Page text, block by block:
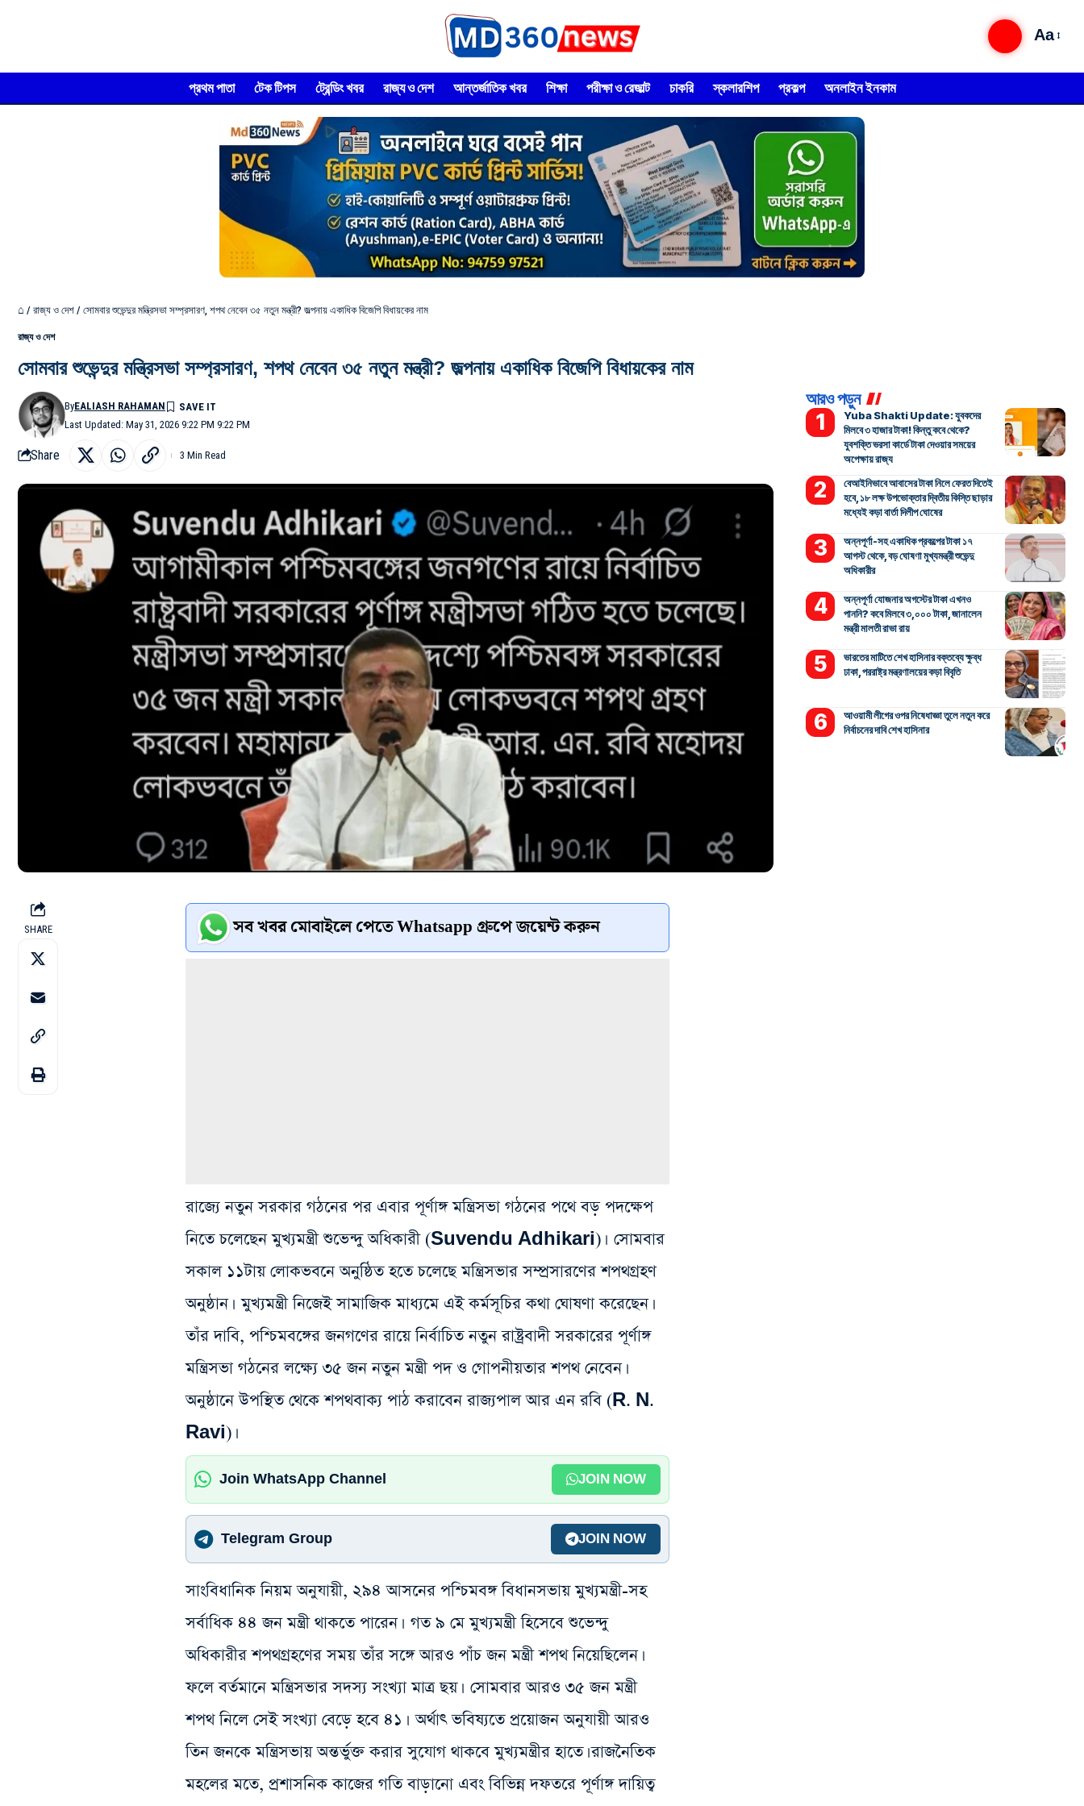
Aa
প্রথম পাতা টেক টিপস ট্রেন্ডিং খবর রাজ্য ও দেশ আন্তর্জাতিক খবর শিক্ষা পরীক্ষা ও রেজাল্ট চাকরি স্কলারশিপ প্রকল্প অনলাইন ইনকাম
⌂ / রাজ্য ও দেশ / সোমবার শুভেন্দুর মন্ত্রিসভা সম্প্রসারণ, শপথ নেবেন ৩৫ নতুন মন্ত্রী? জল্পনায় একাধিক বিজেপি বিধায়কের নাম
রাজ্য ও দেশ
সোমবার শুভেন্দুর মন্ত্রিসভা সম্প্রসারণ, শপথ নেবেন ৩৫ নতুন মন্ত্রী? জল্পনায় একাধিক বিজেপি বিধায়কের নাম
Last Updated: May 31, 2026 9:22 PM 9:22 PM
ByEALIASH RAHAMAN
Share 3 Min Read
SHARE সব খবর মোবাইলে পেতে Whatsapp গ্রুপে জয়েন্ট করুন
রাজ্যে নতুন সরকার গঠনের পর এবার পূর্ণাঙ্গ মন্ত্রিসভা গঠনের পথে বড় পদক্ষেপ
নিতে চলেছেন মুখ্যমন্ত্রী শুভেন্দু অধিকারী (Suvendu Adhikari)। সোমবার
সকাল ১১টায় লোকভবনে অনুষ্ঠিত হতে চলেছে মন্ত্রিসভার সম্প্রসারণের শপথগ্রহণ
অনুষ্ঠান। মুখ্যমন্ত্রী নিজেই সামাজিক মাধ্যমে এই কর্মসূচির কথা ঘোষণা করেছেন।
তাঁর দাবি, পশ্চিমবঙ্গের জনগণের রায়ে নির্বাচিত নতুন রাষ্ট্রবাদী সরকারের পূর্ণাঙ্গ
মন্ত্রিসভা গঠনের লক্ষ্যে ৩৫ জন নতুন মন্ত্রী পদ ও গোপনীয়তার শপথ নেবেন।
অনুষ্ঠানে উপস্থিত থেকে শপথবাক্য পাঠ করাবেন রাজ্যপাল আর এন‌ রবি (R. N.
Ravi)।
Join WhatsApp Channel JOIN NOW
Telegram Group JOIN NOW
সাংবিধানিক নিয়ম অনুযায়ী, ২৯৪ আসনের পশ্চিমবঙ্গ বিধানসভায় মুখ্যমন্ত্রী-সহ
সর্বাধিক ৪৪ জন মন্ত্রী থাকতে পারেন। গত ৯ মে মুখ্যমন্ত্রী হিসেবে শুভেন্দু
অধিকারীর শপথগ্রহণের সময় তাঁর সঙ্গে আরও পাঁচ জন মন্ত্রী শপথ নিয়েছিলেন।
ফলে বর্তমানে মন্ত্রিসভার সদস্য সংখ্যা মাত্র ছয়। সোমবার আরও ৩৫ জন মন্ত্রী
শপথ নিলে সেই সংখ্যা বেড়ে হবে ৪১। অর্থাৎ ভবিষ্যতে প্রয়োজন অনুযায়ী আরও
তিন জনকে মন্ত্রিসভায় অন্তর্ভুক্ত করার সুযোগ থাকবে মুখ্যমন্ত্রীর হাতে। রাজনৈতিক
মহলের মতে, প্রশাসনিক কাজের গতি বাড়ানো এবং বিভিন্ন দফতরে পূর্ণাঙ্গ দায়িত্ব
আরও পড়ুন
Yuba Shakti Update: যুবকদের
মিলবে ৩ হাজার টাকা! কিন্তু কবে থেকে?
যুবশক্তি ভরসা কার্ডে টাকা দেওয়ার সময়ের
অপেক্ষায় রাজ্য
বেআইনিভাবে আবাসের টাকা নিলে ফেরত দিতেই
হবে, ১৮ লক্ষ উপভোক্তার দ্বিতীয় কিস্তি ছাড়ার
মধ্যেই কড়া বার্তা দিলীপ ঘোষের
অন্নপূর্ণা-সহ একাধিক প্রকল্পের টাকা ১৭
আগস্ট থেকে, বড় ঘোষণা মুখ্যমন্ত্রী শুভেন্দু
অধিকারীর
অন্নপূর্ণা যোজনার অগস্টের টাকা এখনও
পাননি? কবে মিলবে ৩,০০০ টাকা, জানালেন
মন্ত্রী মালতী রাভা রায়
ভারতের মাটিতে শেখ হাসিনার বক্তব্যে ক্ষুব্ধ
ঢাকা, পররাষ্ট্র মন্ত্রণালয়ের কড়া বিবৃতি
আওয়ামী লীগের ওপর নিষেধাজ্ঞা তুলে নতুন করে
নির্বাচনের দাবি শেখ হাসিনার